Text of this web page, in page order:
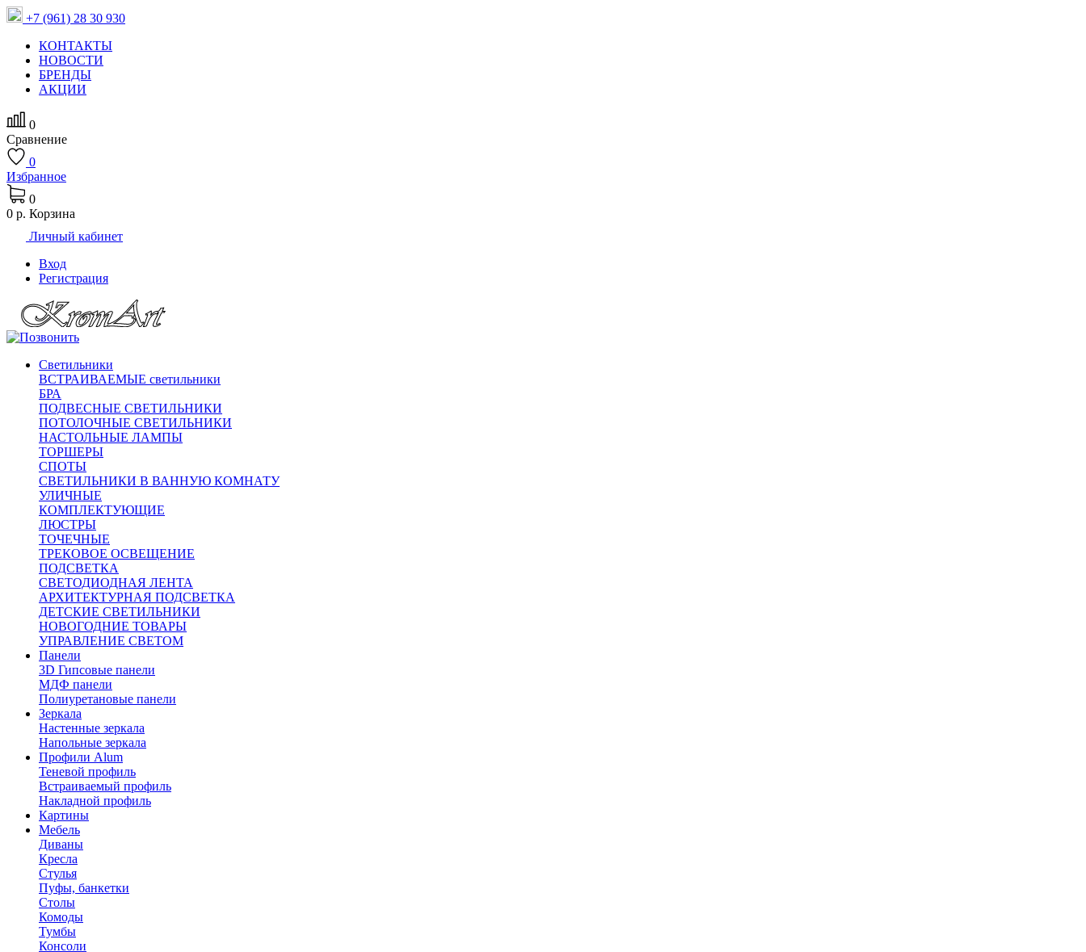
+7 (961) 28 30 930
КОНТАКТЫ
НОВОСТИ
БРЕНДЫ
АКЦИИ
0
Сравнение
0
Избранное
0
0 р. Корзина
Личный кабинет
Вход
Регистрация
Светильники
ВСТРАИВАЕМЫЕ светильники
БРА
ПОДВЕСНЫЕ СВЕТИЛЬНИКИ
ПОТОЛОЧНЫЕ СВЕТИЛЬНИКИ
НАСТОЛЬНЫЕ ЛАМПЫ
ТОРШЕРЫ
СПОТЫ
СВЕТИЛЬНИКИ В ВАННУЮ КОМНАТУ
УЛИЧНЫЕ
КОМПЛЕКТУЮЩИЕ
ЛЮСТРЫ
ТОЧЕЧНЫЕ
ТРЕКОВОЕ ОСВЕЩЕНИЕ
ПОДСВЕТКА
СВЕТОДИОДНАЯ ЛЕНТА
АРХИТЕКТУРНАЯ ПОДСВЕТКА
ДЕТСКИЕ СВЕТИЛЬНИКИ
НОВОГОДНИЕ ТОВАРЫ
УПРАВЛЕНИЕ СВЕТОМ
Панели
3D Гипсовые панели
МДФ панели
Полиуретановые панели
Зеркала
Настенные зеркала
Напольные зеркала
Профили Alum
Теневой профиль
Встраиваемый профиль
Накладной профиль
Картины
Мебель
Диваны
Кресла
Стулья
Пуфы, банкетки
Столы
Комоды
Тумбы
Консоли